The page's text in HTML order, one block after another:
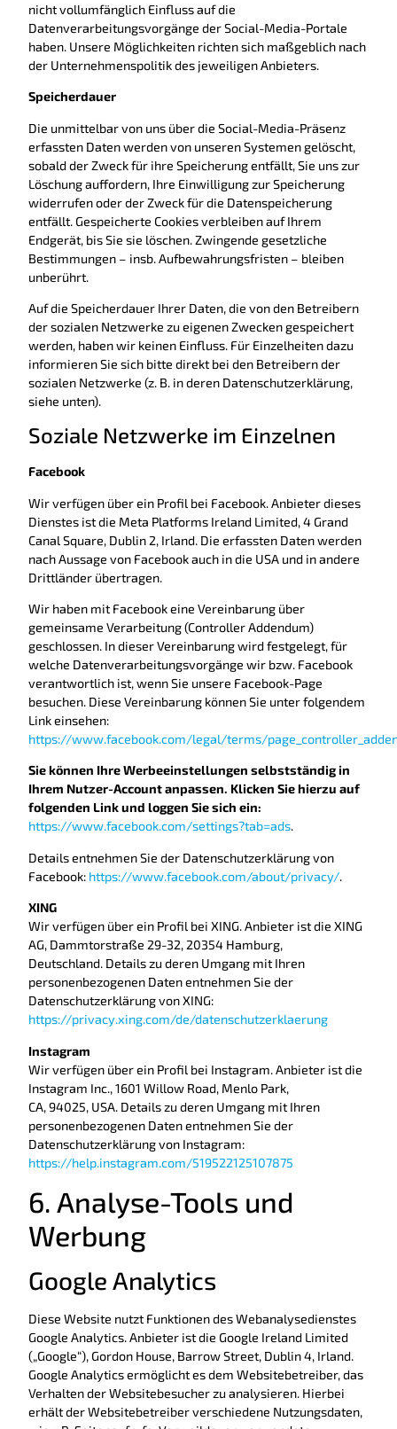
nicht vollumfänglich Einfluss auf die
Datenverarbeitungsvorgänge der Social-Media-Portale
haben. Unsere Möglichkeiten richten sich maßgeblich nach
der Unternehmenspolitik des jeweiligen Anbieters.
Speicherdauer
Die unmittelbar von uns über die Social-Media-Präsenz
erfassten Daten werden von unseren Systemen gelöscht,
sobald der Zweck für ihre Speicherung entfällt, Sie uns zur
Löschung auffordern, Ihre Einwilligung zur Speicherung
widerrufen oder der Zweck für die Datenspeicherung
entfällt. Gespeicherte Cookies verbleiben auf Ihrem
Endgerät, bis Sie sie löschen. Zwingende gesetzliche
Bestimmungen – insb. Aufbewahrungsfristen – bleiben
unberührt.
Auf die Speicherdauer Ihrer Daten, die von den Betreibern
der sozialen Netzwerke zu eigenen Zwecken gespeichert
werden, haben wir keinen Einfluss. Für Einzelheiten dazu
informieren Sie sich bitte direkt bei den Betreibern der
sozialen Netzwerke (z. B. in deren Datenschutzerklärung,
siehe unten).
Soziale Netzwerke im Einzelnen
Facebook
Wir verfügen über ein Profil bei Facebook. Anbieter dieses
Dienstes ist die Meta Platforms Ireland Limited, 4 Grand
Canal Square, Dublin 2, Irland. Die erfassten Daten werden
nach Aussage von Facebook auch in die USA und in andere
Drittländer übertragen.
Wir haben mit Facebook eine Vereinbarung über
gemeinsame Verarbeitung (Controller Addendum)
geschlossen. In dieser Vereinbarung wird festgelegt, für
welche Datenverarbeitungsvorgänge wir bzw. Facebook
verantwortlich ist, wenn Sie unsere Facebook-Page
besuchen. Diese Vereinbarung können Sie unter folgendem
Link einsehen:
https://www.facebook.com/legal/terms/
Sie können Ihre Werbeeinstellungen selbstständig in
Ihrem Nutzer-Account anpassen. Klicken Sie hierzu auf
folgenden Link und loggen Sie sich ein:
https://www.facebook.com/settings?tab=ads.
Details entnehmen Sie der Datenschutzerklärung von
Facebook: https://www.facebook.com/about/privacy/.
XING
Wir verfügen über ein Profil bei XING. Anbieter ist die XING
AG, Dammtorstraße 29-32, 20354 Hamburg,
Deutschland. Details zu deren Umgang mit Ihren
personenbezogenen Daten entnehmen Sie der
Datenschutzerklärung von XING:
https://privacy.xing.com/de/datenschutzerklaerung
Instagram
Wir verfügen über ein Profil bei Instagram. Anbieter ist die
Instagram Inc., 1601 Willow Road, Menlo Park,
CA, 94025, USA. Details zu deren Umgang mit Ihren
personenbezogenen Daten entnehmen Sie der
Datenschutzerklärung von Instagram:
https://help.instagram.com/519522125107875
6. Analyse-Tools und
Werbung
Google Analytics
Diese Website nutzt Funktionen des Webanalysedienstes
Google Analytics. Anbieter ist die Google Ireland Limited
(„Google“), Gordon House, Barrow Street, Dublin 4, Irland.
Google Analytics ermöglicht es dem Websitebetreiber, das
Verhalten der Websitebesucher zu analysieren. Hierbei
erhält der Websitebetreiber verschiedene Nutzungsdaten,